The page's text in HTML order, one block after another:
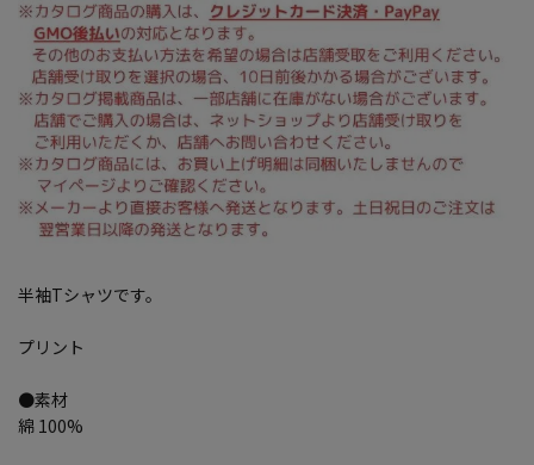
半袖Tシャツです。
プリント
●素材
綿 100%